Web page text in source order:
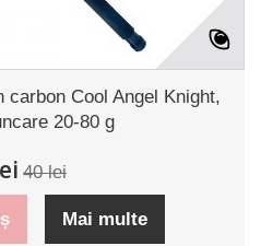
carbon Cool Angel Knight,
20-80 g
40 lei
Mai multe